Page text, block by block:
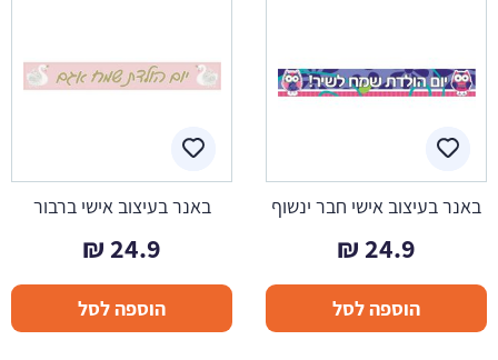
באנר בעיצוב אישי חבר ינשוף
24.9
₪
הוספה לסל
באנר בעיצוב אישי ברבור
24.9
₪
הוספה לסל